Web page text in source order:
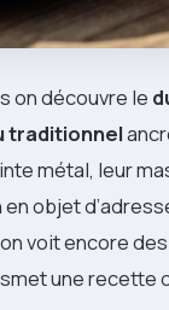
on découvre le
traditionnel
métal, leur
en objet
voit encore
une recette